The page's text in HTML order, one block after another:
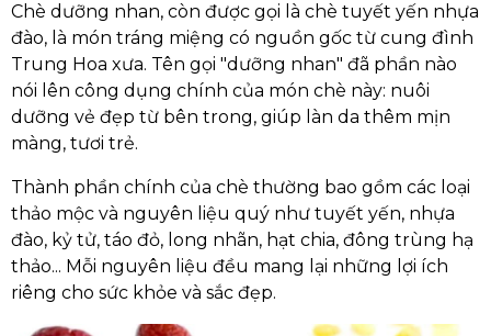
Chè dưỡng nhan, còn được gọi là chè tuyết yến nhựa
đào, là món tráng miệng có nguồn gốc từ cung đình
Trung Hoa xưa. Tên gọi "dưỡng nhan" đã phần nào
nói lên công dụng chính của món chè này: nuôi
dưỡng vẻ đẹp từ bên trong, giúp làn da thêm mịn
màng, tươi trẻ.
Thành phần chính của chè thường bao gồm các loại
thảo mộc và nguyên liệu quý như tuyết yến, nhựa
đào, kỷ tử, táo đỏ, long nhãn, hạt chia, đông trùng hạ
thảo... Mỗi nguyên liệu đều mang lại những lợi ích
riêng cho sức khỏe và sắc đẹp.